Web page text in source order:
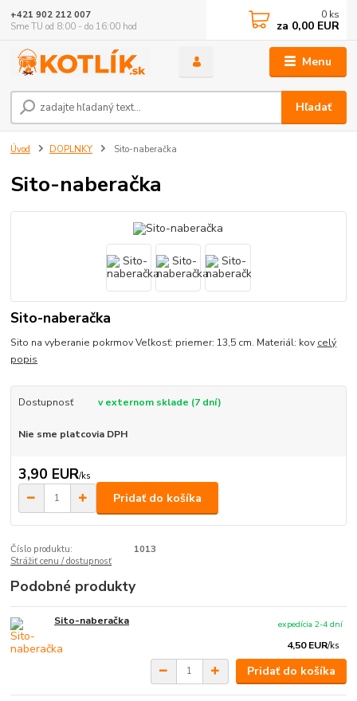
Menu
Hľadať
+421 902 212 007
Sme TU od 8:00 - do 16:00 hod
0 ks
za 0,00 EUR
Úvod DOPLNKY Sito-naberačka
Sito-naberačka
Sito-naberačka
Sito na vyberanie pokrmov Veľkosť: priemer: 13,5 cm. Materiál: kov celý
popis
Dostupnosť v externom sklade (7 dní)
Nie sme platcovia DPH
3,90 EUR/ks
Pridať do košíka
Číslo produktu:
1013
Strážiť cenu / dostupnosť
Podobné produkty
Sito-naberačka
4,50 EUR/ks
expedícia 2-4 dní
Pridať do košíka